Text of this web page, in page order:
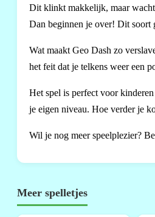
Dit klinkt makkelijk, maar wacht
Dan beginnen je over! Dit soort
Wat maakt Geo Dash zo
het feit dat je telkens weer een
Het spel is perfect voor
je eigen niveau. Hoe verder je
Wil je nog meer speelplezier?
Meer spelletjes